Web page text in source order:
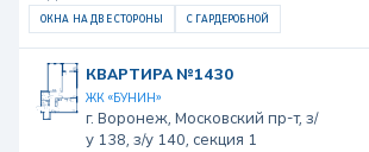
ОКНА НА ДВЕ СТОРОНЫ С ГАРДЕРОБНОЙ
КВАРТИРА №1430
ЖК «БУНИН»
г. Воронеж, Московский пр-т, з/
у 138, з/у 140, секция 1